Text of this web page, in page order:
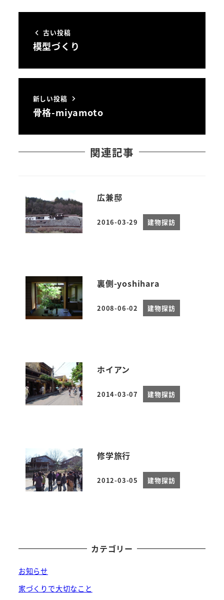
古い投稿
模型づくり
新しい投稿
骨格-miyamoto
関連記事
広兼邸
投稿日
2016-03-29 建物探訪
裏側-yoshihara
投稿日
2008-06-02 建物探訪
ホイアン
投稿日
2014-03-07 建物探訪
修学旅行
投稿日
2012-03-05 建物探訪
カテゴリー
お知らせ
家づくりで大切なこと